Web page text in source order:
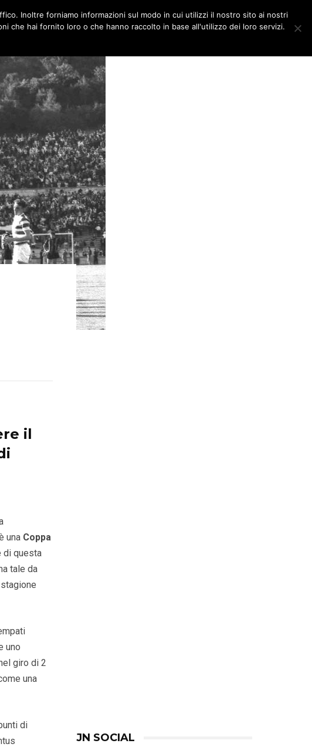
EDITORIALI MULTIMEDIA
il
una Coppa
di questa
tale da
uno
giro di 2
una
di
JN SOCIAL
Inoltre forniamo informazioni sul modo in cui utilizzi il nostro sito ai nostri
che hai fornito loro o che hanno raccolto in base all'utilizzo dei loro servizi.